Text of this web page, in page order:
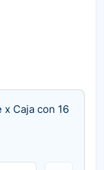
Caja con 16